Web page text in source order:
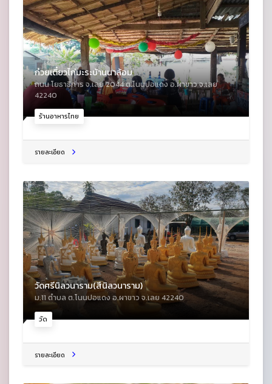
ร้านอาหารไทย
ก๋วยเตี๋ยวไก่มะระบ้านนาล้อม
ถนน โยธาธิการ จ.เลย 2044 ต.โนนปอแดง อ.ผาขาว จ.เลย
42240
รายละเอียด
วัด
วัดศรีนิลวนาราม(สีนิลวนาราม)
ม.11 ตําบล ต.โนนปอแดง อ.ผาขาว จ.เลย 42240
รายละเอียด